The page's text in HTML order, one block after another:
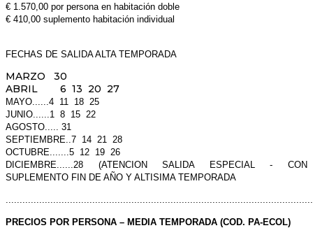
€ 1.570,00 por persona en habitación doble
€ 410,00 suplemento habitación individual
FECHAS DE SALIDA ALTA TEMPORADA
MARZO 30
ABRIL 6 13 20 27
MAYO......4 11 18 25
JUNIO......1 8 15 22
AGOSTO..... 31
SE PTIEMBRE..7 14 21 28
OCTUBRE.......5 12 19 26
DICIEMBRE......28 (ATENCION SALIDA ESPECIAL - CON
SUPLEMENTO FIN DE AÑO Y ALTISIMA TEMPORADA
PRECIOS POR PERSONA – MEDIA TEMPORADA (COD. PA-ECOL)